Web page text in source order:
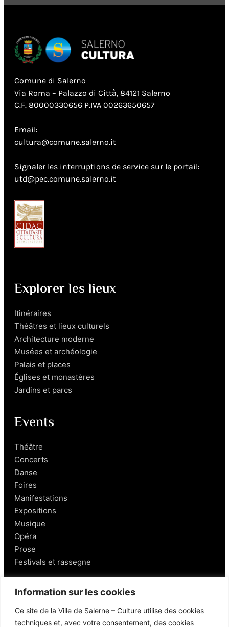
Information sur les cookies
Ce site de la Ville de Salerne – Culture utilise des cookies
techniques et, avec votre consentement, des cookies
Comune di Salerno
Via Roma – Palazzo di Città, 84121 Salerno
C.F. 80000330656 P.IVA 00263650657
Email:
cultura@comune.salerno.it
Signaler les interruptions de service sur le portail:
utd@pec.comune.salerno.it
Explorer les lieux
Itinéraires
Théâtres et lieux culturels
Architecture moderne
Musées et archéologie
Palais et places
Églises et monastères
Jardins et parcs
Events
Théâtre
Concerts
Danse
Foires
Manifestations
Expositions
Musique
Opéra
Prose
Festivals et rassegne
Salerno
Personnages